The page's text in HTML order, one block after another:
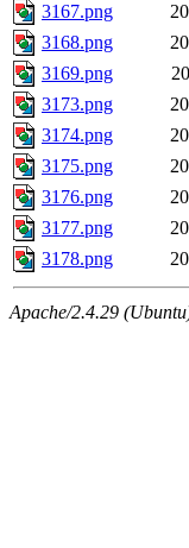
3167.png
3168.png
3169.png
3173.png
3174.png
3175.png
3176.png
3177.png
3178.png
Apache/2.4.29